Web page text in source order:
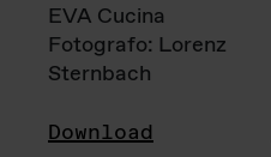
EVA Cucina
Fotografo: Lorenz
Sternbach
Download